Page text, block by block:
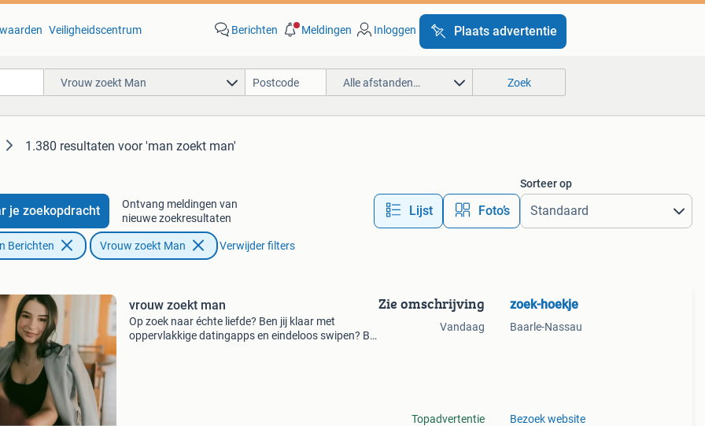
Veiligheidscentrum Berichten Meldingen Inloggen Plaats advertentie
Vrouw zoekt Man Alle afstanden… Zoek
1.380 resultaten voor 'man zoekt man'
je zoekopdracht
Ontvang meldingen van
nieuwe zoekresultaten
Lijst Foto’s
Sorteer op
Berichten Vrouw zoekt Man Verwijder filters
vrouw zoekt man
Op zoek naar échte liefde? Ben jij klaar met
oppervlakkige datingapps en eindeloos swipen? Bij
Zie omschrijving
Vandaag
Topadvertentie
zoek-hoekje
Baarle-Nassau
Bezoek website